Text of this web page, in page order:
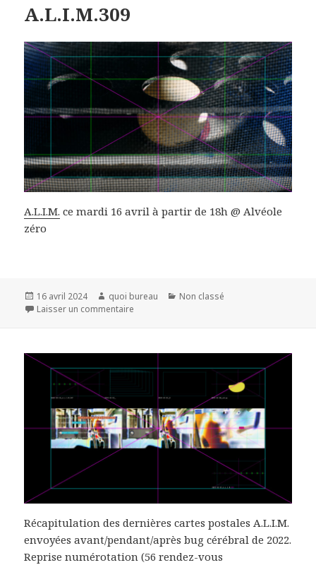
A.L.I.M.309
A.L.I.M. ce mardi 16 avril à partir de 18h @ Alvéole
zéro
Publié
le
16 avril 2024 Auteur
quoi bureau Catégories
Non classé
Laisser un commentaire
Récapitulation des dernières cartes postales A.L.I.M.
envoyées avant/pendant/après bug cérébral de 2022.
Reprise numérotation (56 rendez-vous